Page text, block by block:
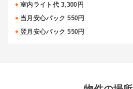
室内ライト代 3,300円
当月安心パック 550円
翌月安心パック 550円